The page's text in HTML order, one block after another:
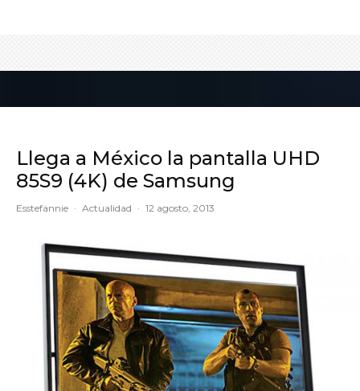
Llega a México la pantalla UHD
85S9 (4K) de Samsung
Esstefannie · Actualidad · 12 agosto, 2013